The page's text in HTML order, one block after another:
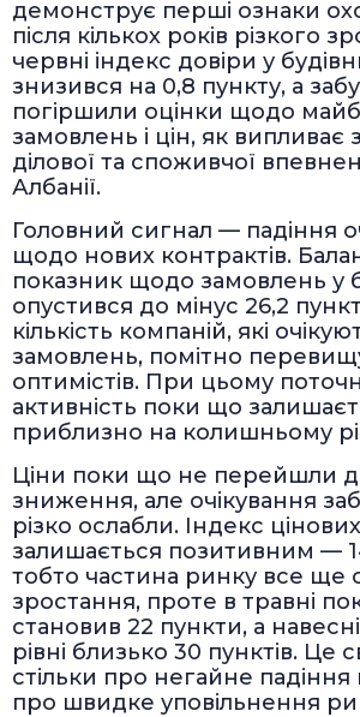
демонструє перші ознаки
після кількох років різкого
червні індекс довіри у
знизився на 0,8 пункту, а
погіршили оцінки щодо
замовлень і цін, як випливає
ділової та споживчої
Албанії.
Головний сигнал — падіння
щодо нових контрактів.
показник щодо замовлень у
опустився до мінус 26,2
кількість компаній, які
замовлень, помітно
оптимістів. При цьому
активність поки що
приблизно на колишньому
Ціни поки що не перейшли
зниження, але очікування
різко ослабли. Індекс
залишається позитивним —
тобто частина ринку все ще
зростання, проте в травні
становив 22 пункти, а
рівні близько 30 пунктів. Це
стільки про негайне падіння
про швидке уповільнення